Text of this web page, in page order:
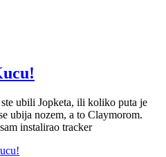
ubili Jopketa, ili koliko puta je
ubija nozem, a to Claymorom.
instalirao tracker